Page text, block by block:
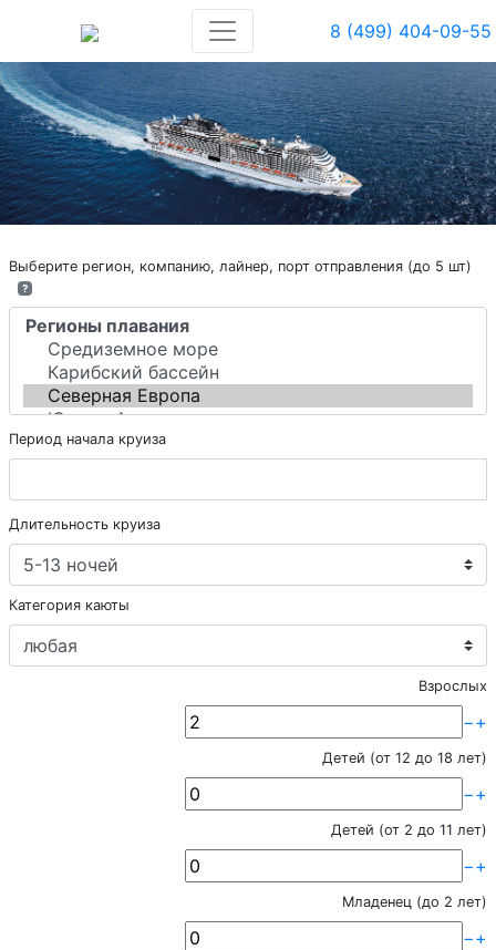
8 (499) 404-09-55
Выберите регион, компанию, лайнер, порт отправления (до 5 шт)
?
Период начала круиза
Длительность круиза
Категория каюты
Взрослых
−+
Детей (от 12 до 18 лет)
−+
Детей (от 2 до 11 лет)
−+
Младенец (до 2 лет)
−+